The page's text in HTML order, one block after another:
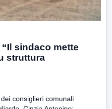
sindaco mette
struttura
consiglieri comunali